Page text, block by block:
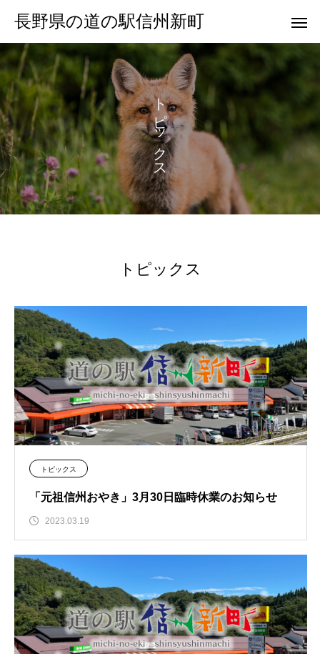
長野県の道の駅信州新町
ト
ピ
ッ
ク
ス
トピックス
トピックス
「元祖信州おやき」3月30日臨時休業のお知らせ
2023.03.19